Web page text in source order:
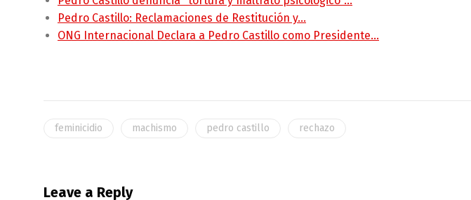
Pedro Castillo: Reclamaciones de Restitución y…
ONG Internacional Declara a Pedro Castillo como Presidente…
feminicidio machismo pedro castillo rechazo
Leave a Reply